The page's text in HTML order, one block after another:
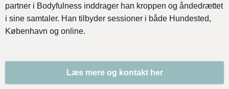
partner i Bodyfulness inddrager han kroppen og åndedrættet
i sine samtaler. Han tilbyder sessioner i både Hundested,
København og online.
Læs mere og kontakt her